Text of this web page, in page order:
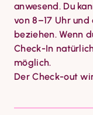
anwesend. Du
von 8–17 Uhr
beziehen. Wenn
Check-In
möglich.
Der Check-out